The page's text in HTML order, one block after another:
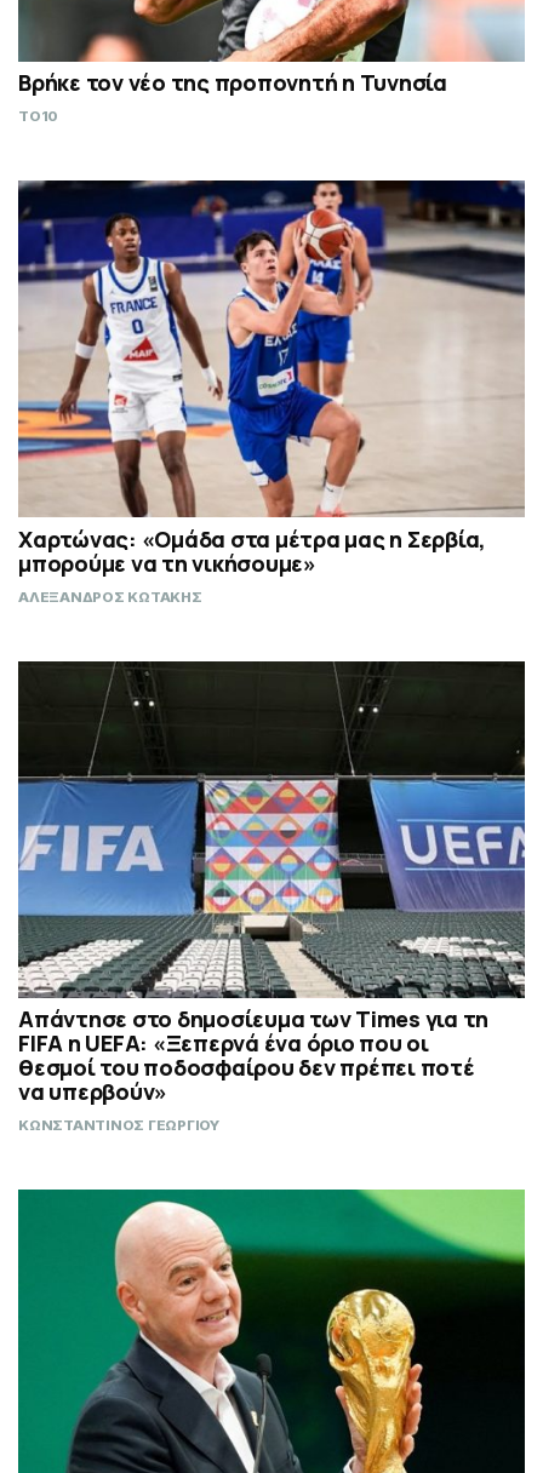
Βρήκε τον νέο της προπονητή η Τυνησία
TO10
Χαρτώνας: «Ομάδα στα μέτρα μας η Σερβία,
μπορούμε να τη νικήσουμε»
ΑΛΕΞΑΝΔΡΟΣ ΚΩΤΑΚΗΣ
Απάντησε στο δημοσίευμα των Times για τη
FIFA η UEFA: «Ξεπερνά ένα όριο που οι
θεσμοί του ποδοσφαίρου δεν πρέπει ποτέ
να υπερβούν»
ΚΩΝΣΤΑΝΤΙΝΟΣ ΓΕΩΡΓΙΟΥ